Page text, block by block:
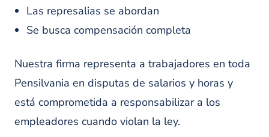
Las represalias se abordan
Se busca compensación completa
Nuestra firma representa a trabajadores en toda
Pensilvania en disputas de salarios y horas y
está comprometida a responsabilizar a los
empleadores cuando violan la ley.